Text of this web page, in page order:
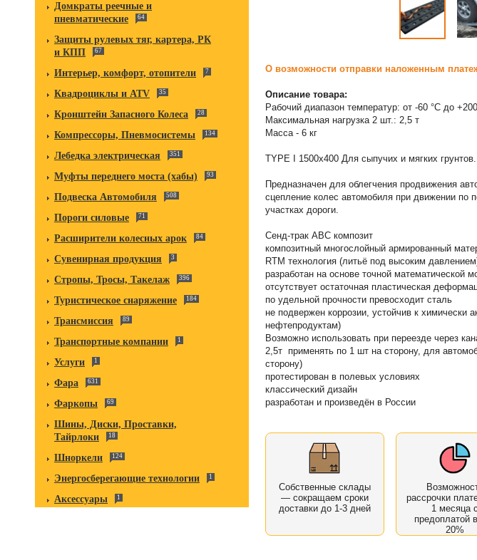
Домкраты реечные и
пневматические
64
Защиты рулевых тяг, картера, РК
и КПП
67
Интерьер, комфорт, отопители 7
Квадроциклы и ATV 35
Кронштейн Запасного Колеса 28
Компрессоры, Пневмосистемы 134
Лебедка электрическая 351
Муфты переднего моста (хабы) 93
Подвеска Автомобиля 508
Пороги силовые 71
Расширители колесных арок 84
Сувенирная продукция 3
Стропы, Тросы, Такелаж 396
Туристическое снаряжение 184
Трансмиссия 89
Транспортные компании 1
Услуги 1
Фара 631
Фаркопы 69
Шины, Диски, Проставки,
Тайрлоки
18
Шноркели 124
Энергосберегающие технологии 1
Аксессуары 1
О возможности отправки наложенным
Описание товара:
Рабочий диапазон температур: от -60 °С до
Максимальная нагрузка 2 шт.: 2,5 т
Масса - 6 кг
TYPE I 1500х400 Для сыпучих и мягких грунтов.
Предназначен для облегчения продвижения
сцепление колес автомобиля при движении по
участках дороги.
Сенд-трак АВС композит
композитный многослойный армированный
RTM технология (литьё под высоким
разработан на основе точной математической
отсутствует остаточная пластическая
по удельной прочности превосходит сталь
не подвержен коррозии, устойчив к
нефтепродуктам)
Возможно использовать при переезде через
2,5т применять по 1 шт на сторону, для
сторону)
протестирован в полевых условиях
классический дизайн
разработан и произведён в России
Собственные склады
— сокращаем сроки
доставки до 1-3 дней
рассрочки
1 месяца с
предоплатой
20%